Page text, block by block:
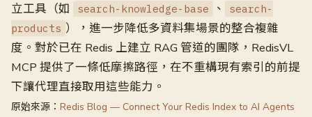
立工具（如
search-knowledge-base 、
search-
products ），進一步降低多資料集場景的整合複雜
度。對於已在 Redis 上建立 RAG 管道的團隊，RedisVL
MCP 提供了一條低摩擦路徑，在不重構現有索引的前提
下讓代理直接取用這些能力。
原始來源： Redis Blog — Connect Your Redis Index to AI Agents